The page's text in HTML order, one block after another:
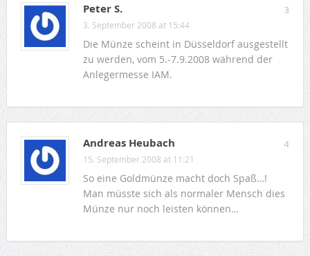
3
Peter S.
3. September 2008 at 15:44
Die Münze scheint in Düsseldorf ausgestellt
zu werden, vom 5.-7.9.2008 während der
Anlegermesse IAM.
4
Andreas Heubach
15. September 2008 at 11:21
So eine Goldmünze macht doch Spaß…!
Man müsste sich als normaler Mensch dies
Münze nur noch leisten können…